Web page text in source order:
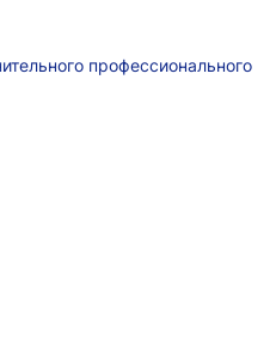
профессионального